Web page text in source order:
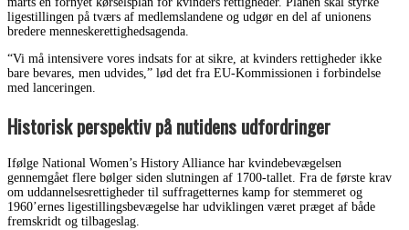
ligestillingen på tværs af medlemslandene og udgør en del af unionens
bredere menneskerettighedsagenda.
“Vi må intensivere vores indsats for at sikre, at kvinders rettigheder ikke
bare bevares, men udvides,” lød det fra EU-Kommissionen i forbindelse
med lanceringen.
Historisk perspektiv på nutidens udfordringer
Ifølge National Women’s History Alliance har kvindebevægelsen
gennemgået flere bølger siden slutningen af 1700-tallet. Fra de første krav
om uddannelsesrettigheder til suffragetternes kamp for stemmeret og
1960’ernes ligestillingsbevægelse har udviklingen været præget af både
fremskridt og tilbageslag.